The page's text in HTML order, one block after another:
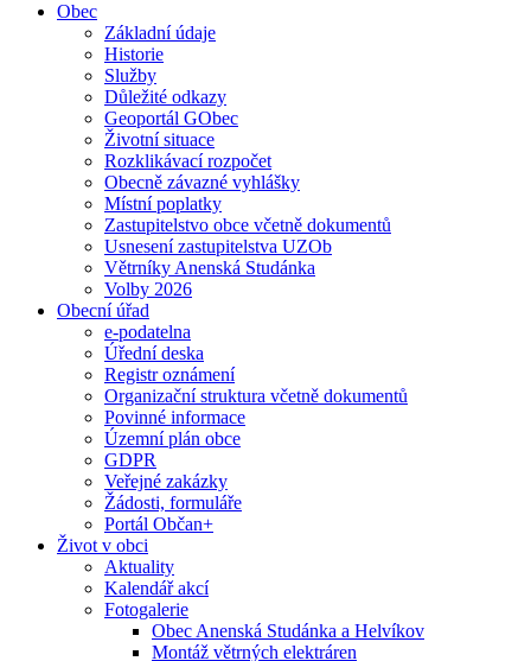
Obec
Základní údaje
Historie
Služby
Důležité odkazy
Geoportál GObec
Životní situace
Rozklikávací rozpočet
Obecně závazné vyhlášky
Místní poplatky
Zastupitelstvo obce včetně dokumentů
Usnesení zastupitelstva UZOb
Větrníky Anenská Studánka
Volby 2026
Obecní úřad
e-podatelna
Úřední deska
Registr oznámení
Organizační struktura včetně dokumentů
Povinné informace
Územní plán obce
GDPR
Veřejné zakázky
Žádosti, formuláře
Portál Občan+
Život v obci
Aktuality
Kalendář akcí
Fotogalerie
Obec Anenská Studánka a Helvíkov
Montáž větrných elektráren